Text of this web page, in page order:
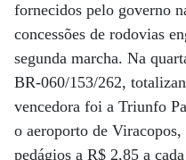
fornecidos pelo governo
concessões de rodovias
segunda marcha. Na
BR-060/153/262,
vencedora foi a Triunfo
o aeroporto de
pedágios a R$ 2,85 a